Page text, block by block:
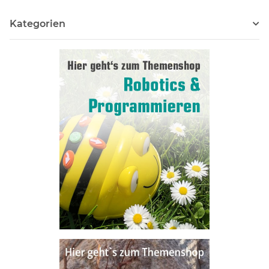
Kategorien